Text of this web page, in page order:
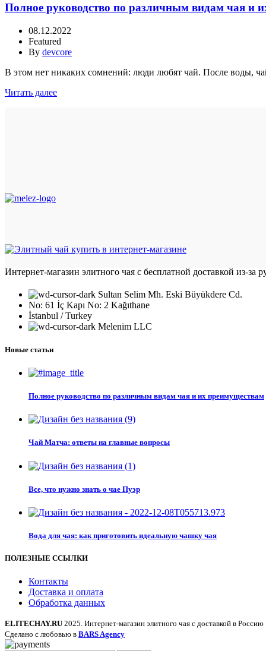
Полное руководство по различным видам чая и
08.12.2022
Featured
By devcore
В этом нет никаких сомнений: люди любят чай. После воды,
Читать далее
Интернет-магазин элитного чая с бесплатной доставкой из-
Sultan Selim Mh. Eski Büyükdere Cd.
No: 61 İç Kapı No: 2 Kağıthane
İstanbul / Turkey
Melenim LLC
Новые статьи
Полное руководство по различным видам чая и их преимуществам
Чай Матча: ответы на главные вопросы
Все, что нужно знать о чае Пуэр
Вода для чая: как приготовить идеальную чашку чая
ПОЛЕЗНЫЕ ССЫЛКИ
Контакты
Доставка и оплата
Обработка данных
ELITECHAY.RU 2025. Интернет-магазин элитного чая с доставкой в Россию
Сделано с любовью в BARS Agency